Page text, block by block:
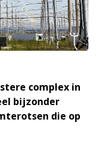
complex in
bijzonder
die op